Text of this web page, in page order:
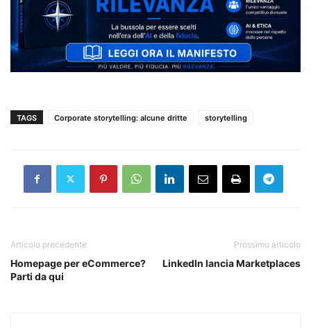
TAGS Corporate storytelling: alcune dritte storytelling
Articolo precedente
Homepage per eCommerce?
Parti da qui
Prossimo articolo
LinkedIn lancia Marketplaces